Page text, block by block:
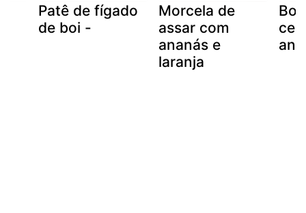
Patê de fígado
de boi -
Morcela de
assar com
ananás e
laranja